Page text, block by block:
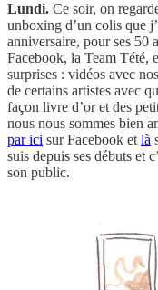
Lundi. Ce soir, on
unboxing d’un colis que
anniversaire, pour ses 50
Facebook, la Team Tété,
surprises : vidéos avec
de certains artistes avec
façon livre d’or et des
nous nous sommes bien
par ici sur Facebook etlà
suis depuis ses débuts et
son public.